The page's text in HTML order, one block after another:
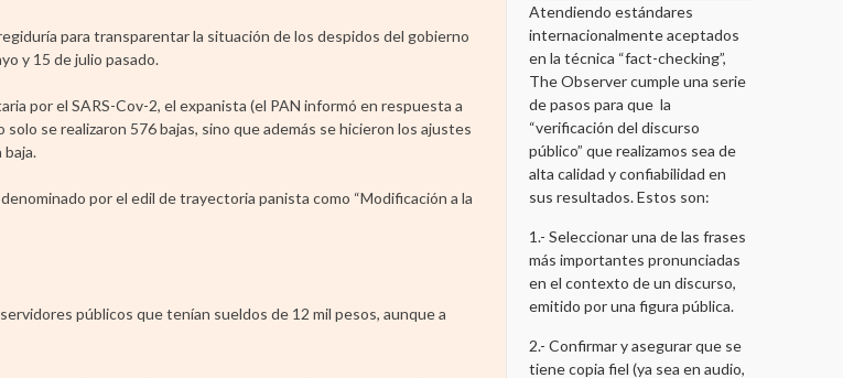
para transparentar la situación de los despidos del gobierno
y 15 de julio pasado.
por el SARS-Cov-2, el expanista (el PAN informó en respuesta a
se realizaron 576 bajas, sino que además se hicieron los ajustes
baja.
por el edil de trayectoria panista como “Modificación a la
públicos que tenían sueldos de 12 mil pesos, aunque a
Atendiendo estándares
internacionalmente aceptados
en la técnica “fact-checking”,
The Observer cumple una serie
de pasos para que la
“verificación del discurso
público” que realizamos sea de
alta calidad y confiabilidad en
sus resultados. Estos son:
1.- Seleccionar una de las frases
más importantes pronunciadas
en el contexto de un discurso,
emitido por una figura pública.
2.- Confirmar y asegurar que se
tiene copia fiel (ya sea en audio,